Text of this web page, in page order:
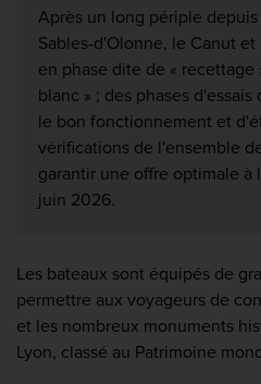
Après un long périple
Sables-d'Olonne, le Canut
en phase dite de « recettage
blanc » ; des phases
le bon fonctionnement et
vérifications de l'ensemble
garantir une offre optimale à
juin 2026.
Les bateaux sont équipés de
permettre aux voyageurs de
et les nombreux monuments
Lyon, classé au Patrimoine